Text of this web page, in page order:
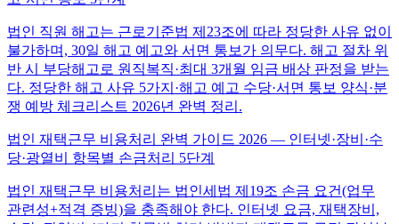
법인 직원 해고는 근로기준법 제23조에 따라 정당한 사유 없이
불가하며, 30일 해고 예고와 서면 통보가 의무다. 해고 절차 위
반 시 부당해고로 원직복직·최대 3개월 임금 배상 판정을 받는
다. 정당한 해고 사유 5가지·해고 예고 수당·서면 통보 양식·분
쟁 예방 체크리스트 2026년 완벽 정리.
법인 재택근무 비용처리 완벽 가이드 2026 — 인터넷·장비·수
당·광열비 항목별 손금처리 5단계
법인 재택근무 비용처리는 법인세법 제19조 손금 요건(업무
관련성+적격 증빙)을 충족해야 한다. 인터넷 요금, 재택장비,